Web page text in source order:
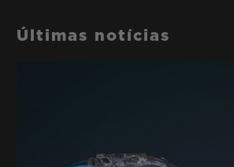
Últimas notícias